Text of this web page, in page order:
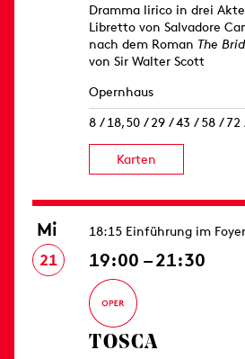
Dramma lirico in drei
Libretto von Salvadore
nach dem Roman The
von Sir Walter Scott
Opernhaus
8 / 18,50 / 29 / 43 / 58 /
Karten
Mi
21
18:15 Einführung im
19:00 – 21:30
TOSCA